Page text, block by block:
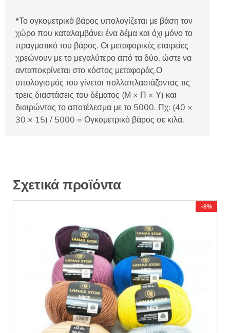
*Το ογκομετρικό βάρος υπολογίζεται με βάση τον
χώρο που καταλαμβάνει ένα δέμα και όχι μόνο το
πραγματικό του βάρος. Οι μεταφορικές εταιρείες
χρεώνουν με το μεγαλύτερο από τα δύο, ώστε να
ανταποκρίνεται στο κόστος μεταφοράς.Ο
υπολογισμός του γίνεται πολλαπλασιάζοντας τις
τρεις διαστάσεις του δέματος (Μ × Π × Υ) και
διαιρώντας το αποτέλεσμα με το 5000. Πχ: (40 ×
30 × 15) / 5000 = Ογκομετρικό βάρος σε κιλά.
Σχετικά προϊόντα
-8%